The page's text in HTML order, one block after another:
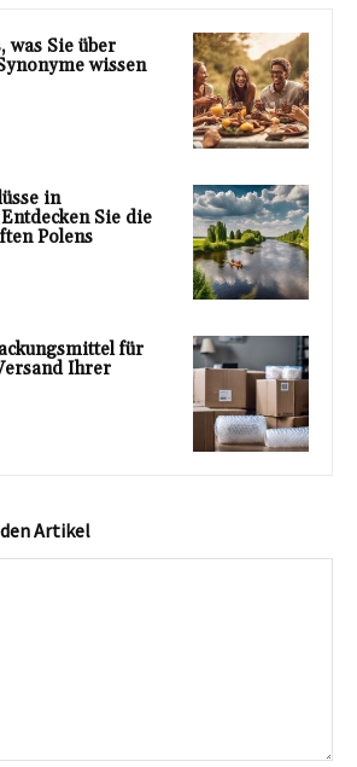
was Sie über
wissen
in
Sie die
Polens
für
Ihrer
Artikel